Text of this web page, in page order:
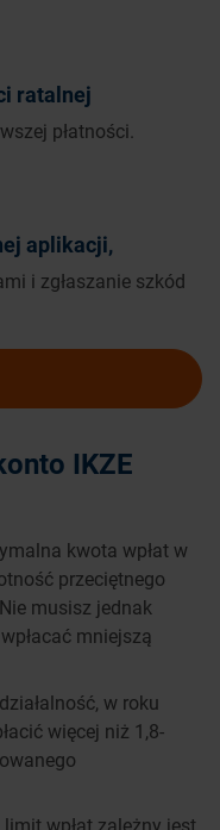
ratalnej
płatności.
aplikacji,
i zgłaszanie szkód
IKZE
kwota wpłat w
przeciętnego
musisz jednak
mniejszą
w roku
więcej niż 1,8-
wpłat zależny jest